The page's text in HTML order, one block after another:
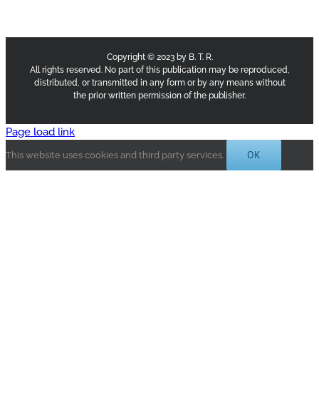
Copyright © 2023 by B. T. R.
All rights reserved. No part of this publication may be reproduced,
distributed, or transmitted in any form or by any means without
the prior written permission of the publisher.
Page load link
This website uses cookies and third party services. OK